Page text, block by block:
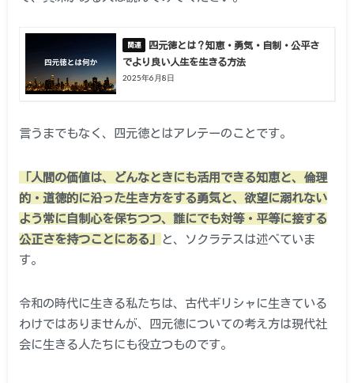
四元徳とは？知恵・勇気・自制・公平さ
でより良い人生を生きる方法
2025年6月8日
言うまでもなく、四元徳とはアレテーのことです。
「人間の価値は、どんなときにも活用できる知恵と、倫理
的・道徳的に沿った生き方をする勇気と、欲望に溺れない
よう常に自制心を保ちつつ、誰にでも対等・平等に接する
公正さを持つことにある」
と、ソクラテスは述べていま
す。
令和の時代に生きる私たちは、古代ギリシャに生きている
わけではありませんが、四元徳についての考え方は現代社
会に生きる人たちにも役立つものです。